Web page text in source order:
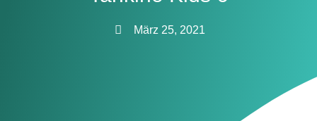
März 25, 2021